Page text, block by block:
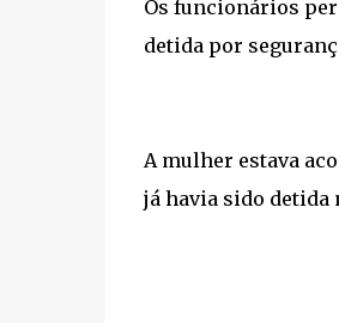
Os funcionários
detida por
A mulher estava
já havia sido detida